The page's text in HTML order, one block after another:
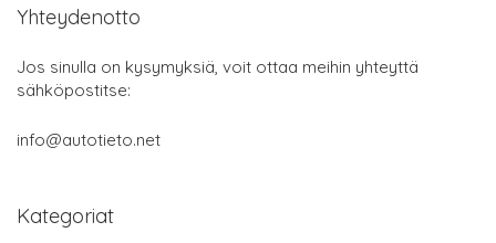
Yhteydenotto
Jos sinulla on kysymyksiä, voit ottaa meihin yhteyttä
sähköpostitse:
info@autotieto.net
Kategoriat